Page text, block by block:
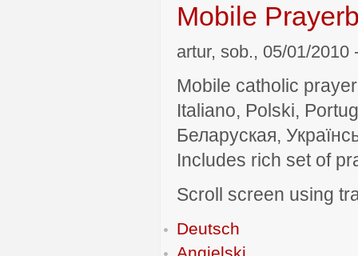
Mobile
artur, sob., 05/01/2010
Mobile catholic
Italiano, Polski,
Беларуская,
Includes rich set of
Scroll screen using
Deutsch